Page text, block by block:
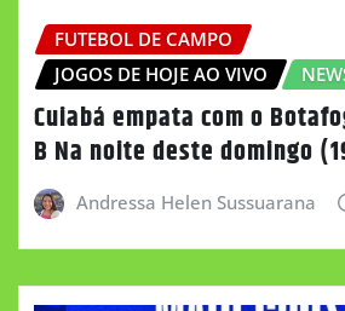
FUTEBOL DE CAMPO
JOGOS DE HOJE AO VIVO
Cuiabá empata com o
B Na noite deste domingo
Andressa Helen Sussuarana